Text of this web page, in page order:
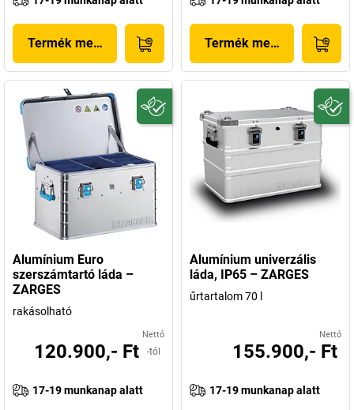
Termék megjelenítése Termék megjelenítése
Alumínium Euro
szerszámtartó láda –
ZARGES
rakásolható
Nettó
120.900,- Ft -tól
17-19 munkanap alatt
Alumínium univerzális
láda, IP65 – ZARGES
űrtartalom 70 l
Nettó
155.900,- Ft
17-19 munkanap alatt